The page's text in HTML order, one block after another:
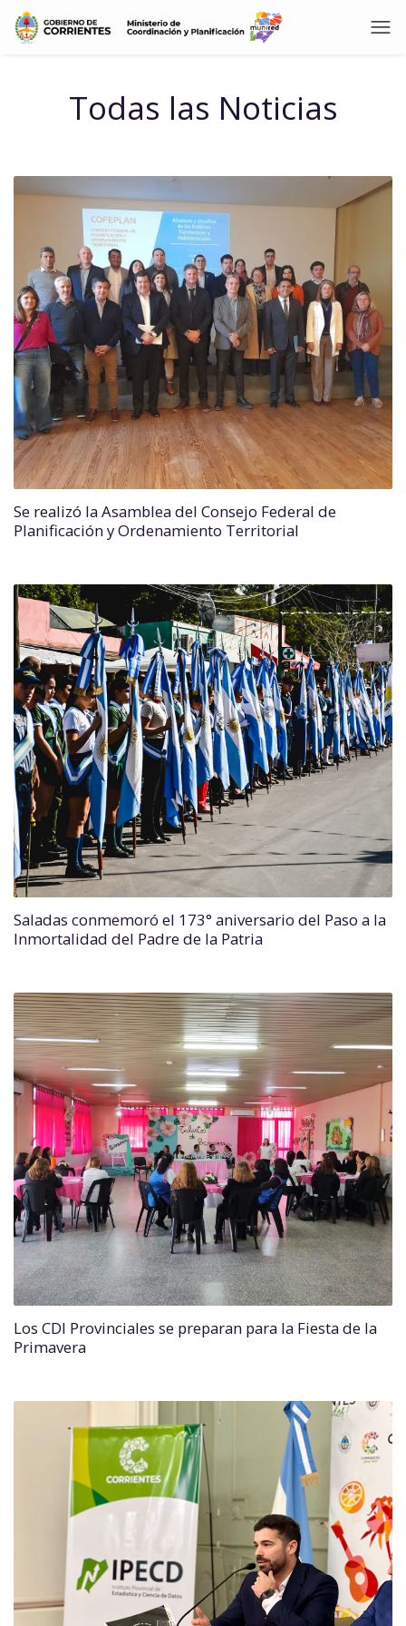
Todas las Noticias
Se realizó la Asamblea del Consejo Federal de
Planificación y Ordenamiento Territorial
Saladas conmemoró el 173° aniversario del Paso a la
Inmortalidad del Padre de la Patria
Los CDI Provinciales se preparan para la Fiesta de la
Primavera